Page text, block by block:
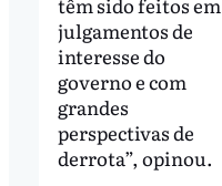
julgamentos de
interesse do
governo e com
grandes
perspectivas de
derrota”, opinou.